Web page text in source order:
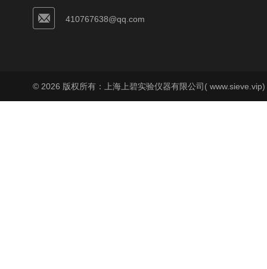
410767638@qq.com
© 2026 版权所有：上海上碧实验仪器有限公司(